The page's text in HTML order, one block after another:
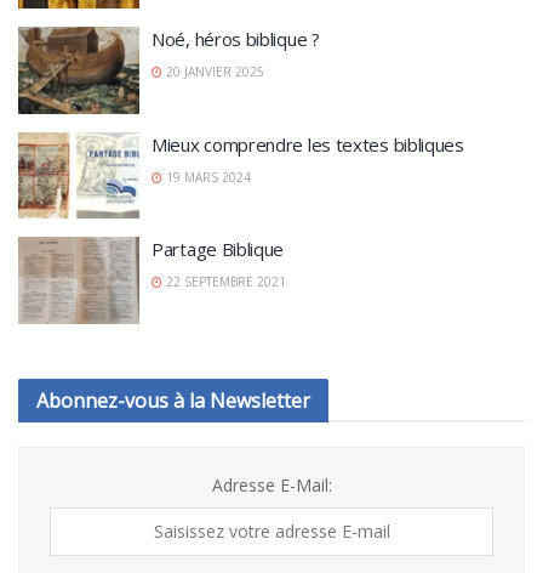
Noé, héros biblique ?
20 JANVIER 2025
Mieux comprendre les textes bibliques
19 MARS 2024
Partage Biblique
22 SEPTEMBRE 2021
Abonnez-vous à la Newsletter
Adresse E-Mail: